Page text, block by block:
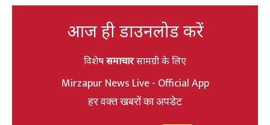
आज ही डाउनलोड करें
विशेषसमाचारसामग्री के लिए
Mirzapur News Live - Official App
हर वक्त खबरों का अपडेट